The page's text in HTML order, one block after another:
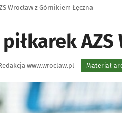
Wrocław z Górnikiem Łęczna
www.wroclaw.pl Materiał